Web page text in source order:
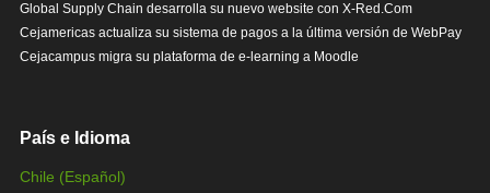
Global Supply Chain desarrolla su nuevo website con X-Red.Com
Cejamericas actualiza su sistema de pagos a la última versión de WebPay
Cejacampus migra su plataforma de e-learning a Moodle
País e Idioma
Chile (Español)